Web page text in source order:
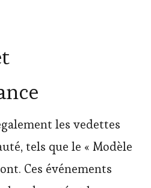
les vedettes
tels que le « Modèle
Ces événements